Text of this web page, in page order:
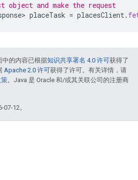
object and make the request
placeTask = placesClient.
中的内容已根据知识共享署名 4.0 许可获得了
Apache 2.0 许可获得了许可。有关详情，请
。Java 是 Oracle 和/或其关联公司的注册商
12。